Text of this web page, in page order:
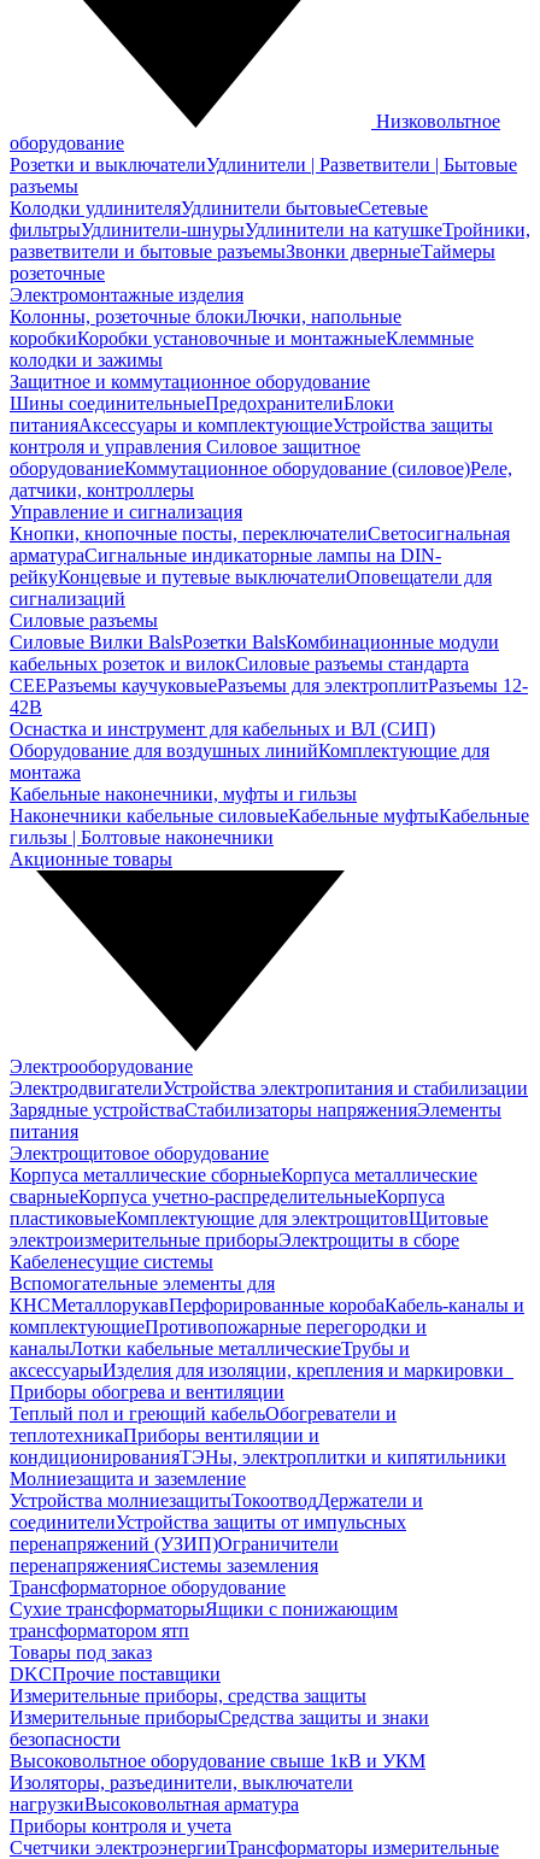
Низковольтное
оборудование
Розетки и выключателиУдлинители | Разветвители | Бытовые
разъемы
Колодки удлинителяУдлинители бытовыеСетевые
фильтрыУдлинители-шнурыУдлинители на катушкеТройники,
разветвители и бытовые разъемыЗвонки дверныеТаймеры
розеточные
Электромонтажные изделия
Колонны, розеточные блокиЛючки, напольные
коробкиКоробки установочные и монтажныеКлеммные
колодки и зажимы
Защитное и коммутационное оборудование
Шины соединительныеПредохранителиБлоки
питанияАксессуары и комплектующиеУстройства защиты
контроля и управления Силовое защитное
оборудованиеКоммутационное оборудование (силовое)Реле,
датчики, контроллеры
Управление и сигнализация
Кнопки, кнопочные посты, переключателиСветосигнальная
арматураСигнальные индикаторные лампы на DIN-
рейкуКонцевые и путевые выключателиОповещатели для
сигнализаций
Силовые разъемы
Силовые Вилки BalsРозетки BalsКомбинационные модули
кабельных розеток и вилокСиловые разъемы стандарта
CEEРазъемы каучуковыеРазъемы для электроплитРазъемы 12-
42В
Оснастка и инструмент для кабельных и ВЛ (СИП)
Оборудование для воздушных линийКомплектующие для
монтажа
Кабельные наконечники, муфты и гильзы
Наконечники кабельные силовыеКабельные муфтыКабельные
гильзы | Болтовые наконечники
Акционные товары
Электрооборудование
ЭлектродвигателиУстройства электропитания и стабилизации
Зарядные устройстваСтабилизаторы напряженияЭлементы
питания
Электрощитовое оборудование
Корпуса металлические сборныеКорпуса металлические
сварныеКорпуса учетно-распределительныеКорпуса
пластиковыеКомплектующие для электрощитовЩитовые
электроизмерительные приборыЭлектрощиты в сборе
Кабеленесущие системы
Вспомогательные элементы для
КНСМеталлорукавПерфорированные коробаКабель-каналы и
комплектующиеПротивопожарные перегородки и
каналыЛотки кабельные металлическиеТрубы и
аксессуарыИзделия для изоляции, крепления и маркировки
Приборы обогрева и вентиляции
Теплый пол и греющий кабельОбогреватели и
теплотехникаПриборы вентиляции и
кондиционированияТЭНы, электроплитки и кипятильники
Молниезащита и заземление
Устройства молниезащитыТокоотводДержатели и
соединителиУстройства защиты от импульсных
перенапряжений (УЗИП)Ограничители
перенапряженияСистемы заземления
Трансформаторное оборудование
Сухие трансформаторыЯщики с понижающим
трансформатором ятп
Товары под заказ
DKCПрочие поставщики
Измерительные приборы, средства защиты
Измерительные приборыСредства защиты и знаки
безопасности
Высоковольтное оборудование свыше 1кВ и УКМ
Изоляторы, разъединители, выключатели
нагрузкиВысоковольтная арматура
Приборы контроля и учета
Счетчики электроэнергииТрансформаторы измерительные